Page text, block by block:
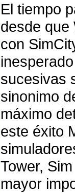
El tiempo
desde que
con
sucesivas
sinonimo
máximo
este éxito
Tower,
mayor